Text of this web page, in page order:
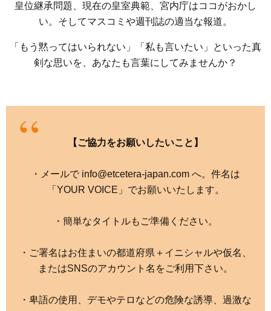
皇位継承問題、現在の皇室典範、宮内庁はココがおかし
い。そしてマスコミや週刊誌の適当な報道。
「もう黙ってはいられない」「私も言いたい」といった真
剣な思いを、あなたも言葉にしてみませんか？
【ご協力をお願いしたいこと】
・メールで info@etcetera-japan.com へ。件名は
「YOUR VOICE」でお願いいたします。
・簡単なタイトルもご準備ください。
・ご署名はお住まいの都道府県＋イニシャルや仮名、
またはSNSのアカウント名をご利用下さい。
・卑語の使用、デモやテロなどの危険な誘導、過激な